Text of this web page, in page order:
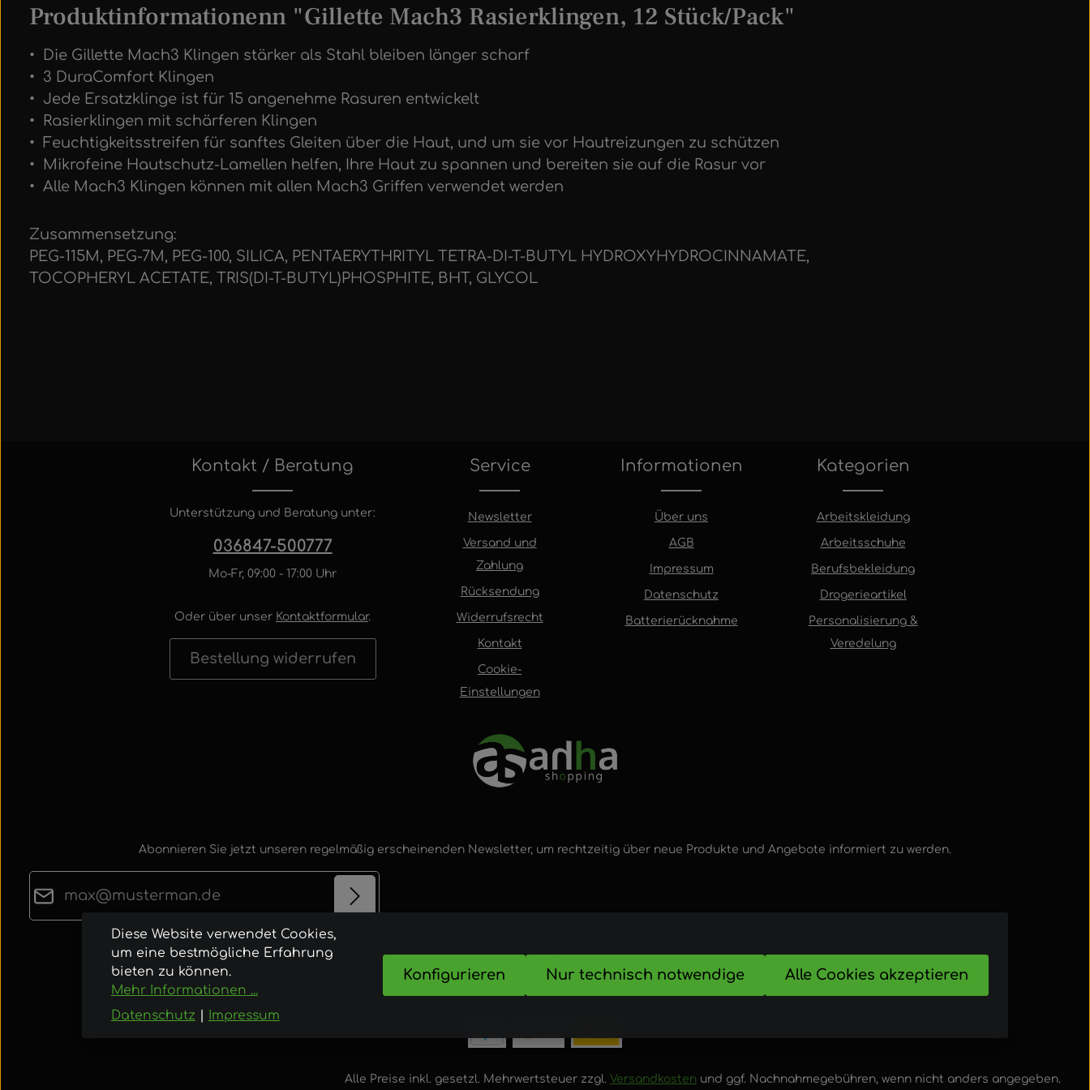
Produktinformationenn "Gillette Mach3 Rasierklingen, 12 Stück/Pack"
• Die Gillette Mach3 Klingen stärker als Stahl bleiben länger scharf
• 3 DuraComfort Klingen
• Jede Ersatzklinge ist für 15 angenehme Rasuren entwickelt
• Rasierklingen mit schärferen Klingen
• Feuchtigkeitsstreifen für sanftes Gleiten über die Haut, und um sie vor Hautreizungen zu schützen
• Mikrofeine Hautschutz-Lamellen helfen, Ihre Haut zu spannen und bereiten sie auf die Rasur vor
• Alle Mach3 Klingen können mit allen Mach3 Griffen verwendet werden
Zusammensetzung:
PEG-115M, PEG-7M, PEG-100, SILICA, PENTAERYTHRITYL TETRA-DI-T-BUTYL HYDROXYHYDROCINNAMATE,
TOCOPHERYL ACETATE, TRIS(DI-T-BUTYL)PHOSPHITE, BHT, GLYCOL
Kontakt / Beratung
Unterstützung und Beratung unter:
036847-500777
Mo-Fr, 09:00 - 17:00 Uhr
Oder über unser Kontaktformular.
Bestellung widerrufen
Service
Newsletter
Versand und
Zahlung
Rücksendung
Widerrufsrecht
Kontakt
Cookie-
Einstellungen
Informationen
Über uns
AGB
Impressum
Datenschutz
Batterierücknahme
Kategorien
Arbeitskleidung
Arbeitsschuhe
Berufsbekleidung
Drogerieartikel
Personalisierung &
Veredelung
Abonnieren Sie jetzt unseren regelmäßig erscheinenden Newsletter, um rechtzeitig über neue Produkte und Angebote informiert zu werden.
Datenschutz
Ich habe dieDatenschutzbestimmungen
Kenntnis genommen und dieAGB
bin mit ihnen einverstanden.
Die mit einem Stern (*) markierten Felder sind
Pflichtfelder.
Alle Preise inkl. gesetzl. Mehrwertsteuer zzgl. Versandkosten und ggf. Nachnahmegebühren, wenn nicht anders angegeben.
Diese Website verwendet Cookies,
um eine bestmögliche Erfahrung
bieten zu können.
Mehr Informationen ...
Datenschutz
Impressum
Nur technisch notwendige
Konfigurieren Alle Cookies akzeptieren